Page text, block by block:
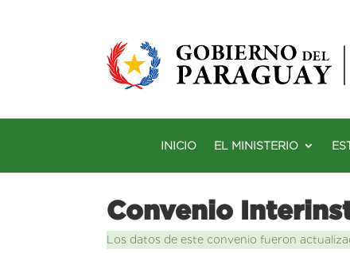
INICIO EL MINISTERIO
Convenio
Los datos de este convenio fueron